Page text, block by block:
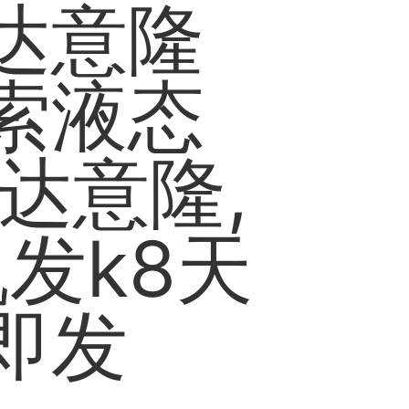
意隆
液态
意隆,
k8天
发